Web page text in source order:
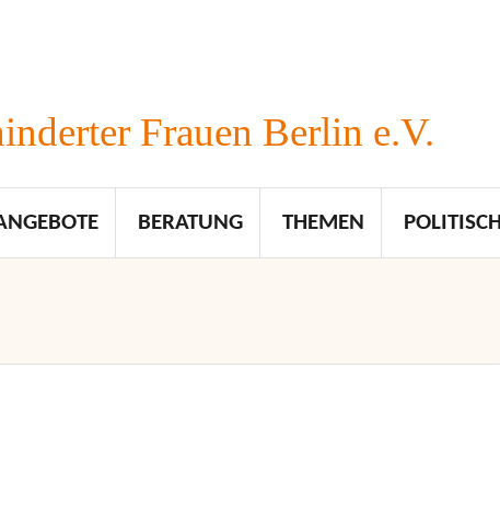
Frauen Berlin e.V.
BERATUNG THEMEN